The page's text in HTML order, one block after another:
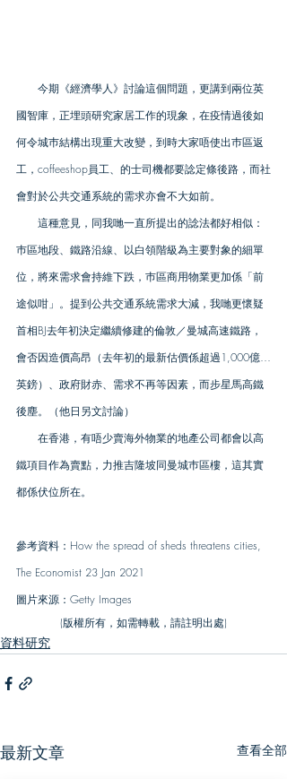
今期《經濟學人》討論這個問題，更講到兩位英
國智庫，正埋頭研究家居工作的現象，在疫情過後如
何令城巿結構出現重大改變，到時大家唔使出巿區返
工，coffeeshop員工、的士司機都要諗定條後路，而社
會對於公共交通系統的需求亦會不大如前。
這種意見，同我哋一直所提出的諗法都好相似：
巿區地段、鐵路沿線、以白領階級為主要對象的細單
位，將來需求會持維下跌，巿區商用物業更加係「前
途似咁」。提到公共交通系統需求大減，我哋更懷疑
首相BJ去年初決定繼續修建的倫敦／曼城高速鐵路，
會否因造價高昂（去年初的最新估價係超過1,000億…
英鎊）、政府財赤、需求不再等因素，而步星馬高鐵
後塵。（他日另文討論）
在香港，有唔少賣海外物業的地產公司都會以高
鐵項目作為賣點，力推吉隆坡同曼城巿區樓，這其實
都係伏位所在。
參考資料：How the spread of sheds threatens cities,
The Economist 23 Jan 2021
圖片來源：Getty Images
(版權所有，如需轉載，請註明出處)
資料研究
最新文章 查看全部